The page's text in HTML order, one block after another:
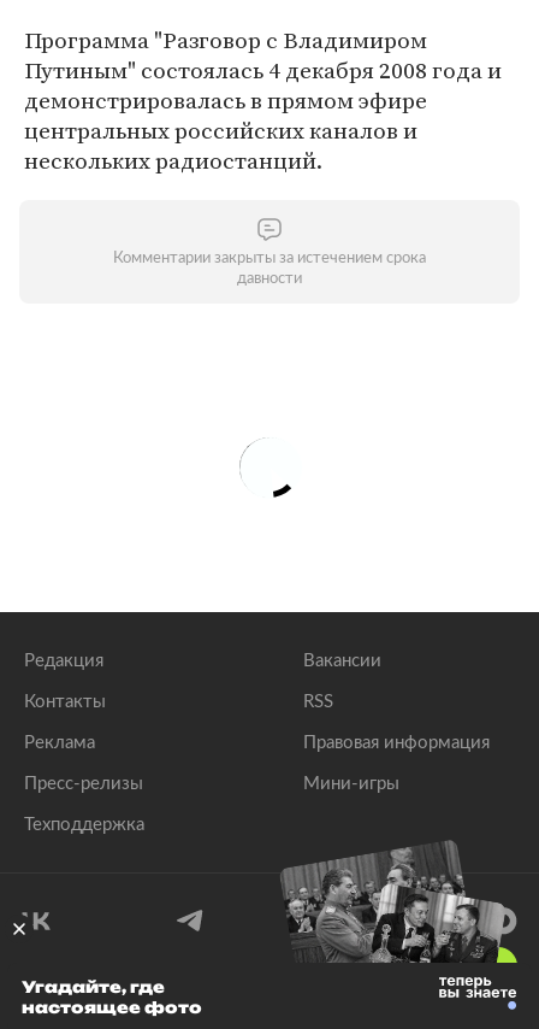
Программа "Разговор с Владимиром
Путиным" состоялась 4 декабря 2008 года и
демонстрировалась в прямом эфире
центральных российских каналов и
нескольких радиостанций.
Комментарии закрыты за истечением срока
давности
Редакция
Контакты
Реклама
Пресс-релизы
Техподдержка
Вакансии
RSS
Правовая информация
Мини-игры
© 1999–2026 Все права защищены.
Угадайте, где
настоящее фото